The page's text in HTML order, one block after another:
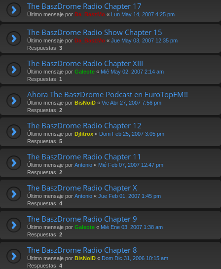
The BaszDrome Radio Chapter 17
Último mensaje por Da_BaszMo « Lun May 14, 2007 4:25 pm
The BaszDrome Radio Show Chapter 15
Último mensaje por Da_BaszMo « Jue May 03, 2007 12:35 pm
Respuestas: 3
The BaszDrome Radio Chapter XIII
Último mensaje por Galeote « Mié May 02, 2007 2:14 am
Respuestas: 1
Ahora The BaszDrome Podcast en EuroTopFM!!
Último mensaje por BisNoiD « Vie Abr 27, 2007 7:56 pm
Respuestas: 2
The BaszDrome Radio Chapter 12
Último mensaje por Djlitrox « Dom Feb 25, 2007 3:05 pm
Respuestas: 5
The BaszDrome Radio Chapter 11
Último mensaje por Antonio « Mié Feb 07, 2007 12:47 pm
Respuestas: 2
The BaszDrome Radio Chapter X
Último mensaje por Antonio « Jue Feb 01, 2007 1:45 pm
Respuestas: 4
The BaszDrome Radio Chapter 9
Último mensaje por Galeote « Mié Ene 03, 2007 1:38 am
Respuestas: 2
The BaszDrome Radio Chapter 8
Último mensaje por BisNoiD « Dom Dic 31, 2006 10:15 am
Respuestas: 4